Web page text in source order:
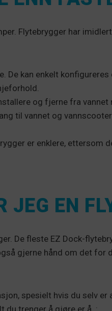
Flytebrygger har
De kan enkelt
og fjerne fra vannet
til vannet og
er enklere, ettersom
JEG EN
De fleste EZ Dock-
gjerne hånd om det for
spesielt hvis du selv
du trenger å gjøre er å..: